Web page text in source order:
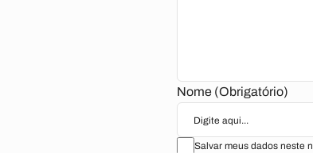
Nome (Obrigatório)
Salvar meus dados neste